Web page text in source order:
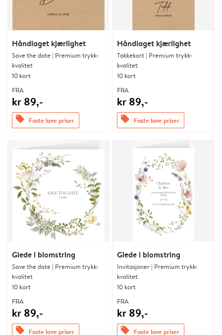
Håndlaget kjærlighet
Save the date | Premium trykk-
kvalitet
10 kort
FRA
kr 89,-
offers Faste lave priser
Håndlaget kjærlighet
Takkekort | Premium trykk-
kvalitet
10 kort
FRA
kr 89,-
offers Faste lave priser
Glede i blomstring
Save the date | Premium trykk-
kvalitet
10 kort
FRA
kr 89,-
offers Faste lave priser
Glede i blomstring
Invitasjoner | Premium trykk-
kvalitet
10 kort
FRA
kr 89,-
offers Faste lave priser